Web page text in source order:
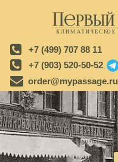
+7 (499) 707 88 11
+7 (903) 520-50-52
order@mypassage.ru